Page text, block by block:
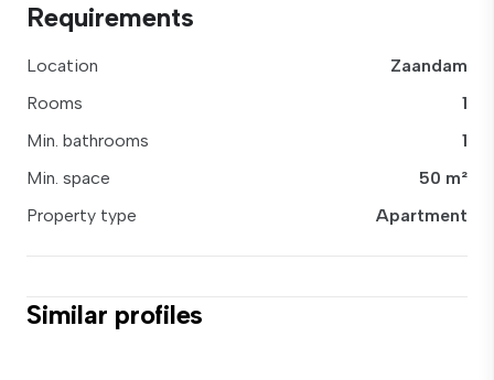
Requirements
Location
Zaandam
Rooms
1
Min. bathrooms
1
Min. space
50 m²
Property type
Apartment
Similar profiles